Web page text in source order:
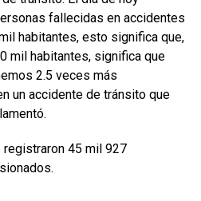
fallecidas en accidentes
habitantes, esto significa que,
mil habitantes, significa que
2.5 veces más
un accidente de tránsito que
registraron 45 mil 927